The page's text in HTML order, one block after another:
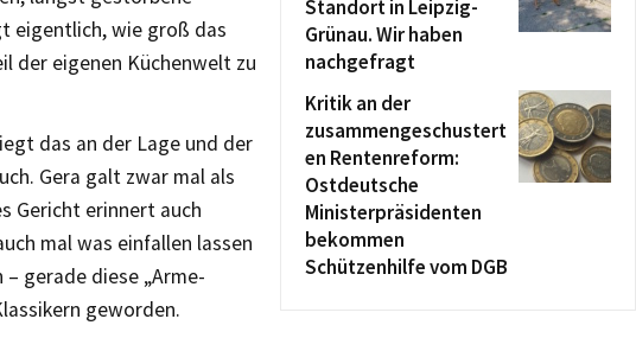
eigentlich, wie groß das
der eigenen Küchenwelt zu
das an der Lage und der
Gera galt zwar mal als
Gericht erinnert auch
mal was einfallen lassen
gerade diese „Arme-
geworden.
Standort in Leipzig-
Grünau. Wir haben
nachgefragt
Kritik an der
zusammengeschustert
en Rentenreform:
Ostdeutsche
Ministerpräsidenten
bekommen
Schützenhilfe vom DGB